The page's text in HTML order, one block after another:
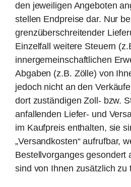
den jeweiligen Angeboten
stellen Endpreise dar. Nur
grenzüberschreitender
Einzelfall weitere Steuern
innergemeinschaftlichen
Abgaben (z.B. Zölle) von
jedoch nicht an den
dort zuständigen Zoll- bzw.
anfallenden Liefer- und
im Kaufpreis enthalten, sie
„Versandkosten“ aufrufbar,
Bestellvorganges gesondert
sind von Ihnen zusätzlich zu